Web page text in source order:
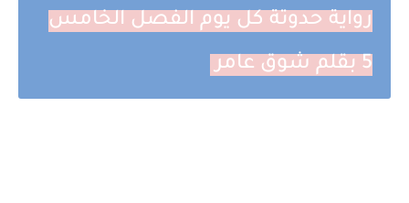
رواية حدوتة كل يوم الفصل الخامس
5 بقلم شوق عامر